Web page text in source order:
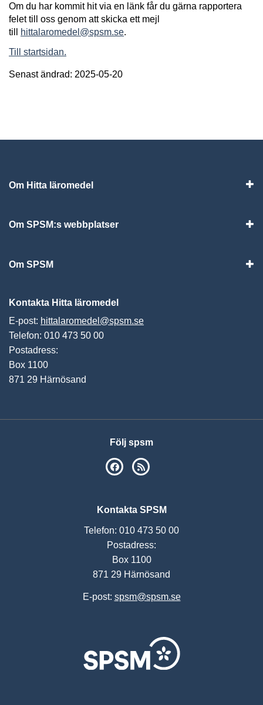
Om du har kommit hit via en länk får du gärna rapportera
felet till oss genom att skicka ett mejl
till
hittalaromedel@spsm.se.
Till startsidan.
Senast ändrad: 2025-05-20
Om Hitta läromedel
Om SPSM:s webbplatser
Om SPSM
Kontakta Hitta läromedel
E-post: hittalaromedel@spsm.se
Telefon: 010 473 50 00
Postadress:
Box 1100
871 29 Härnösand
Följ spsm
SPSM på Facebook
Kontakta SPSM
Telefon: 010 473 50 00
Postadress:
Box 1100
871 29 Härnösand
E-post: spsm@spsm.se